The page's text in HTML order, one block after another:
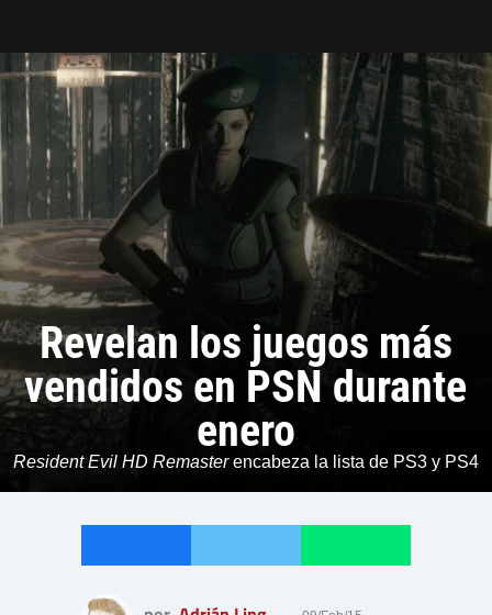
Revelan los juegos más
vendidos en PSN durante
enero
Resident Evil HD Remasterencabeza la lista de PS3 y PS4